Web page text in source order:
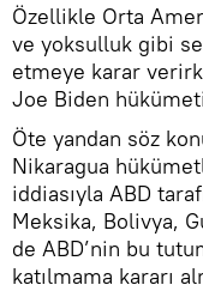
Özellikle Orta
ve yoksulluk gibi
etmeye karar
Joe Biden
Öte yandan söz
Nikaragua
iddiasıyla ABD
Meksika, Bolivya,
de ABD’nin bu
katılmama kararı